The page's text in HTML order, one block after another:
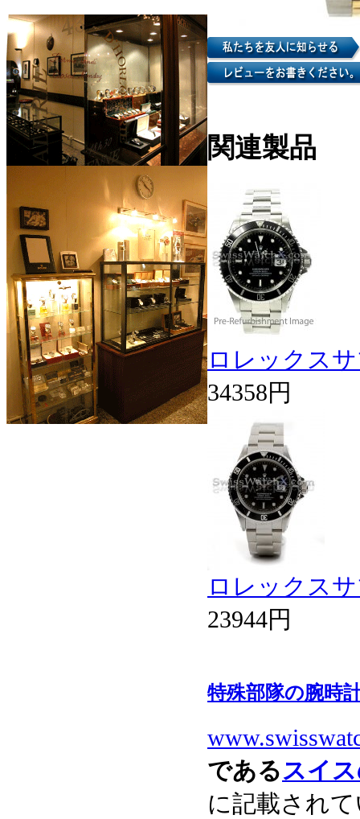
関連製品
ロレックス
34358円
ロレックス
23944円
特殊部隊の腕時
であるスイ
に記載され